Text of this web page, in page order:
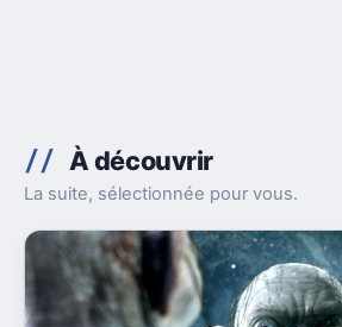
À découvrir
La suite, sélectionnée pour vous.